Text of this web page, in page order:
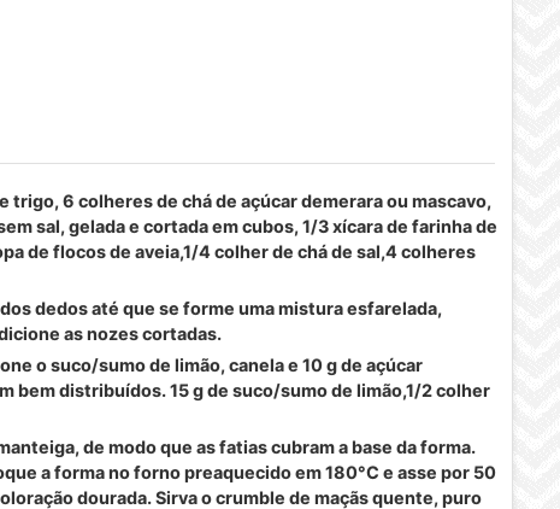
trigo, 6 colheres de chá de açúcar demerara ou mascavo,
sal, gelada e cortada em cubos, 1/3 xícara de farinha de
de flocos de aveia,1/4 colher de chá de sal,4 colheres
dedos até que se forme uma mistura esfarelada,
as nozes cortadas.
o suco/sumo de limão, canela e 10 g de açúcar
bem distribuídos. 15 g de suco/sumo de limão,1/2 colher
de modo que as fatias cubram a base da forma.
a forma no forno preaquecido em 180°C e asse por 50
dourada. Sirva o crumble de maçãs quente, puro